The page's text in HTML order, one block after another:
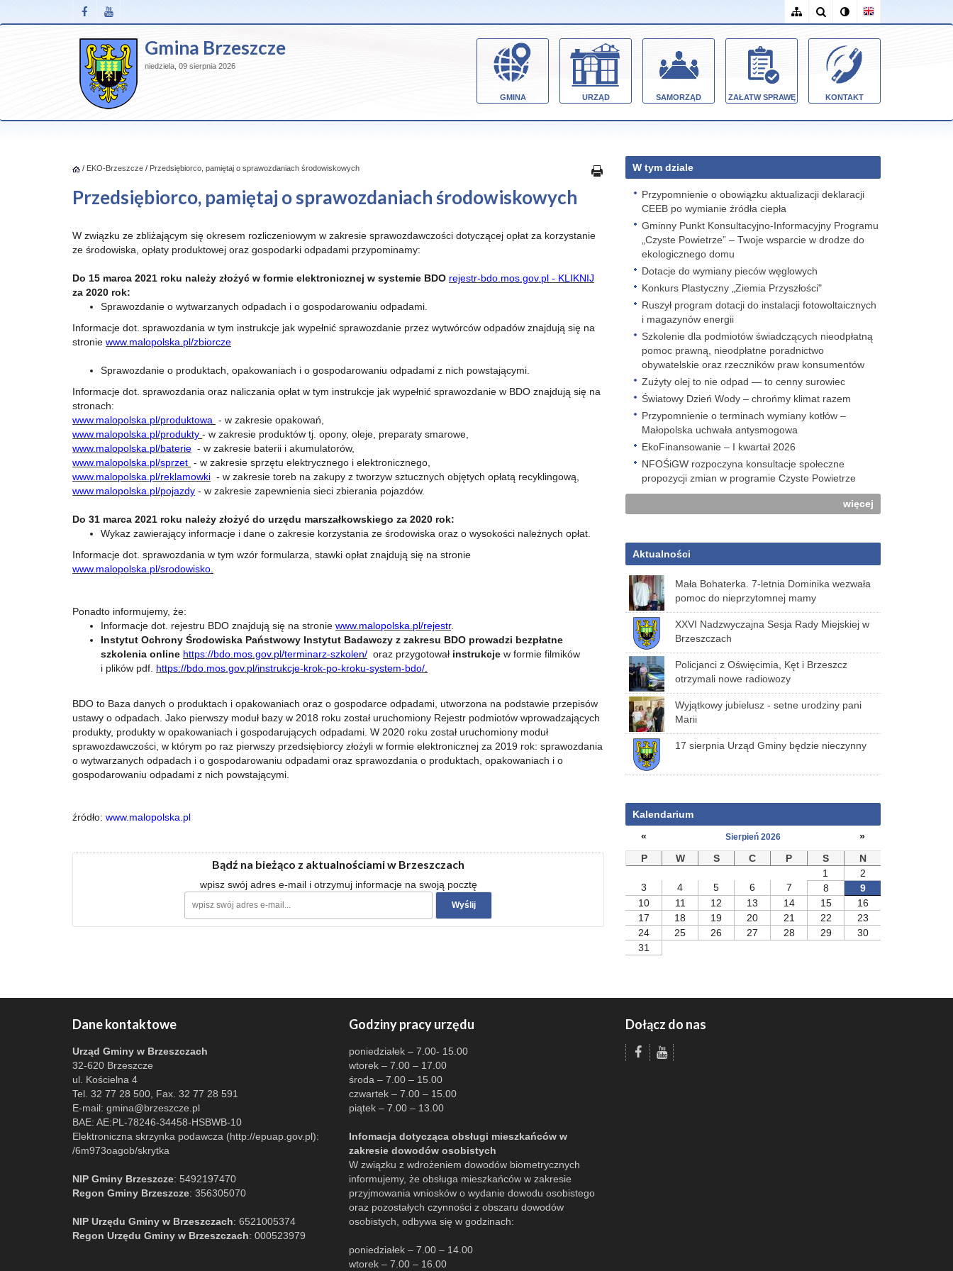
Gmina Brzeszcze
niedziela, 09 sierpnia 2026
GMINA URZĄD SAMORZĄD ZAŁATW SPRAWĘ KONTAKT
/ EKO-Brzeszcze / Przedsiębiorco, pamiętaj o sprawozdaniach środowiskowych
Przedsiębiorco, pamiętaj o sprawozdaniach środowiskowych
W związku ze zbliżającym się okresem rozliczeniowym w zakresie sprawozdawczości dotyczącej opłat za korzystanie
ze środowiska, opłaty produktowej oraz gospodarki odpadami przypominamy:
Do 15 marca 2021 roku należy złożyć w formie elektronicznej w systemie BDO rejestr-bdo.mos.gov.pl - KLIKNIJ
za 2020 rok:
Sprawozdanie o wytwarzanych odpadach i o gospodarowaniu odpadami.
Informacje dot. sprawozdania w tym instrukcje jak wypełnić sprawozdanie przez wytwórców odpadów znajdują się na
stronie www.malopolska.pl/zbiorcze
Sprawozdanie o produktach, opakowaniach i o gospodarowaniu odpadami z nich powstającymi.
Informacje dot. sprawozdania oraz naliczania opłat w tym instrukcje jak wypełnić sprawozdanie w BDO znajdują się na
stronach:
www.malopolska.pl/produktowa - w zakresie opakowań,
www.malopolska.pl/produkty - w zakresie produktów tj. opony, oleje, preparaty smarowe,
www.malopolska.pl/baterie - w zakresie baterii i akumulatorów,
www.malopolska.pl/sprzet - w zakresie sprzętu elektrycznego i elektronicznego,
www.malopolska.pl/reklamowki - w zakresie toreb na zakupy z tworzyw sztucznych objętych opłatą recyklingową,
www.malopolska.pl/pojazdy - w zakresie zapewnienia sieci zbierania pojazdów.
Do 31 marca 2021 roku należy złożyć do urzędu marszałkowskiego za 2020 rok:
Wykaz zawierający informacje i dane o zakresie korzystania ze środowiska oraz o wysokości należnych opłat.
Informacje dot. sprawozdania w tym wzór formularza, stawki opłat znajdują się na stronie
www.malopolska.pl/srodowisko
Ponadto informujemy, że:
Informacje dot. rejestru BDO znajdują się na stronie www.malopolska.pl/rejestr.
Instytut Ochrony Środowiska Państwowy Instytut Badawczy z zakresu BDO prowadzi bezpłatne
szkolenia online https://bdo.mos.gov.pl/terminarz-szkolen/ oraz przygotował instrukcje w formie filmików
i plików pdf. https://bdo.mos.gov.pl/instrukcje-krok-po-kroku-system-bdo/
BDO to Baza danych o produktach i opakowaniach oraz o gospodarce odpadami, utworzona na podstawie przepisów
ustawy o odpadach. Jako pierwszy moduł bazy w 2018 roku został uruchomiony Rejestr podmiotów wprowadzających
produkty, produkty w opakowaniach i gospodarujących odpadami. W 2020 roku został uruchomiony moduł
sprawozdawczości, w którym po raz pierwszy przedsiębiorcy złożyli w formie elektronicznej za 2019 rok: sprawozdania
o wytwarzanych odpadach i o gospodarowaniu odpadami oraz sprawozdania o produktach, opakowaniach i o
gospodarowaniu odpadami z nich powstającymi.
źródło: www.malopolska.pl
Bądź na bieżąco z aktualnościami w Brzeszczach
wpisz swój adres e-mail i otrzymuj informacje na swoją pocztę
W tym dziale
Przypomnienie o obowiązku aktualizacji deklaracji
CEEB po wymianie źródła ciepła
Gminny Punkt Konsultacyjno-Informacyjny Programu
„Czyste Powietrze” – Twoje wsparcie w drodze do
ekologicznego domu
Dotacje do wymiany pieców węglowych
Konkurs Plastyczny „Ziemia Przyszłości"
Ruszył program dotacji do instalacji fotowoltaicznych
i magazynów energii
Szkolenie dla podmiotów świadczących nieodpłatną
pomoc prawną, nieodpłatne poradnictwo
obywatelskie oraz rzeczników praw konsumentów
Zużyty olej to nie odpad — to cenny surowiec
Światowy Dzień Wody – chrońmy klimat razem
Przypomnienie o terminach wymiany kotłów –
Małopolska uchwała antysmogowa
EkoFinansowanie – I kwartał 2026
NFOŚiGW rozpoczyna konsultacje społeczne
propozycji zmian w programie Czyste Powietrze
więcej
Aktualności
Mała Bohaterka. 7-letnia Dominika wezwała
pomoc do nieprzytomnej mamy
XXVI Nadzwyczajna Sesja Rady Miejskiej w
Brzeszczach
Policjanci z Oświęcimia, Kęt i Brzeszcz
otrzymali nowe radiowozy
Wyjątkowy jubielusz - setne urodziny pani
Marii
17 sierpnia Urząd Gminy będzie nieczynny
Kalendarium
«
Sierpień 2026
»
P
W S C P S
N
1
2
3
4 5 6 7 8
9
10
11 12 13 14 15
16
17
18 19 20 21 22
23
24
25 26 27 28 29
30
31
Dane kontaktowe
Urząd Gminy w Brzeszczach
32-620 Brzeszcze
ul. Kościelna 4
Tel. 32 77 28 500, Fax. 32 77 28 591
E-mail: gmina@brzeszcze.pl
BAE: AE:PL-78246-34458-HSBWB-10
Elektroniczna skrzynka podawcza (http://epuap.gov.pl):
/6m973oagob/skrytka
NIP Gminy Brzeszcze: 5492197470
Regon Gminy Brzeszcze: 356305070
NIP Urzędu Gminy w Brzeszczach: 6521005374
Regon Urzędu Gminy w Brzeszczach: 000523979
Godziny pracy urzędu
poniedziałek – 7.00- 15.00
wtorek – 7.00 – 17.00
środa – 7.00 – 15.00
czwartek – 7.00 – 15.00
piątek – 7.00 – 13.00
Infomacja dotycząca obsługi mieszkańców w
zakresie dowodów osobistych
W związku z wdrożeniem dowodów biometrycznych
informujemy, że obsługa mieszkańców w zakresie
przyjmowania wniosków o wydanie dowodu osobistego
oraz pozostałych czynności z obszaru dowodów
osobistych, odbywa się w godzinach:
poniedziałek – 7.00 – 14.00
wtorek – 7.00 – 16.00
Dołącz do nas